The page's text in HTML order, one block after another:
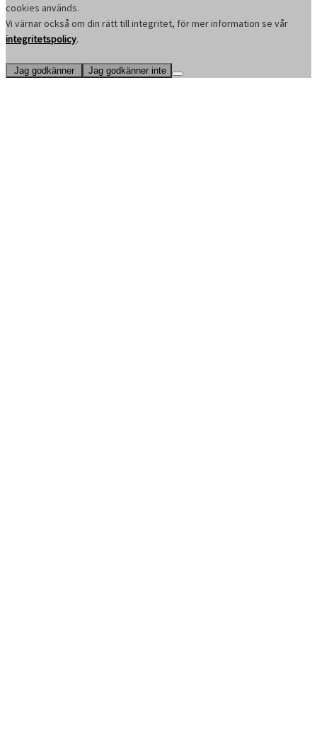
cookies används.
Vi värnar också om din rätt till integritet, för mer information se vår
integritetspolicy.
Jag godkänner Jag godkänner inte